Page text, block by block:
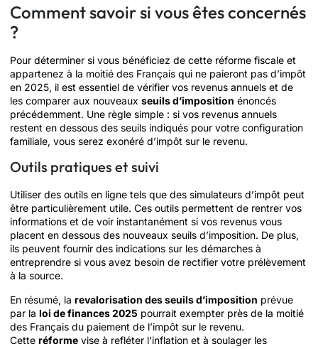
Comment savoir si vous êtes concernés
?
Pour déterminer si vous bénéficiez de cette réforme fiscale et
appartenez à la moitié des Français qui ne paieront pas d’impôt
en 2025, il est essentiel de vérifier vos revenus annuels et de
les comparer aux nouveaux seuils d’imposition énoncés
précédemment. Une règle simple : si vos revenus annuels
restent en dessous des seuils indiqués pour votre configuration
familiale, vous serez exonéré d’impôt sur le revenu.
Outils pratiques et suivi
Utiliser des outils en ligne tels que des simulateurs d’impôt peut
être particulièrement utile. Ces outils permettent de rentrer vos
informations et de voir instantanément si vos revenus vous
placent en dessous des nouveaux seuils d’imposition. De plus,
ils peuvent fournir des indications sur les démarches à
entreprendre si vous avez besoin de rectifier votre prélèvement
à la source.
En résumé, la revalorisation des seuils d’imposition prévue
par la loi de finances 2025 pourrait exempter près de la moitié
des Français du paiement de l’impôt sur le revenu.
Cette réforme vise à refléter l’inflation et à soulager les